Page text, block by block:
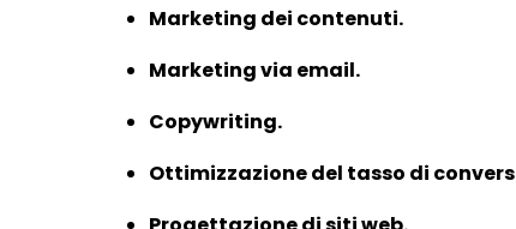
Marketing dei contenuti.
Marketing via email.
Copywriting.
Ottimizzazione del tasso di